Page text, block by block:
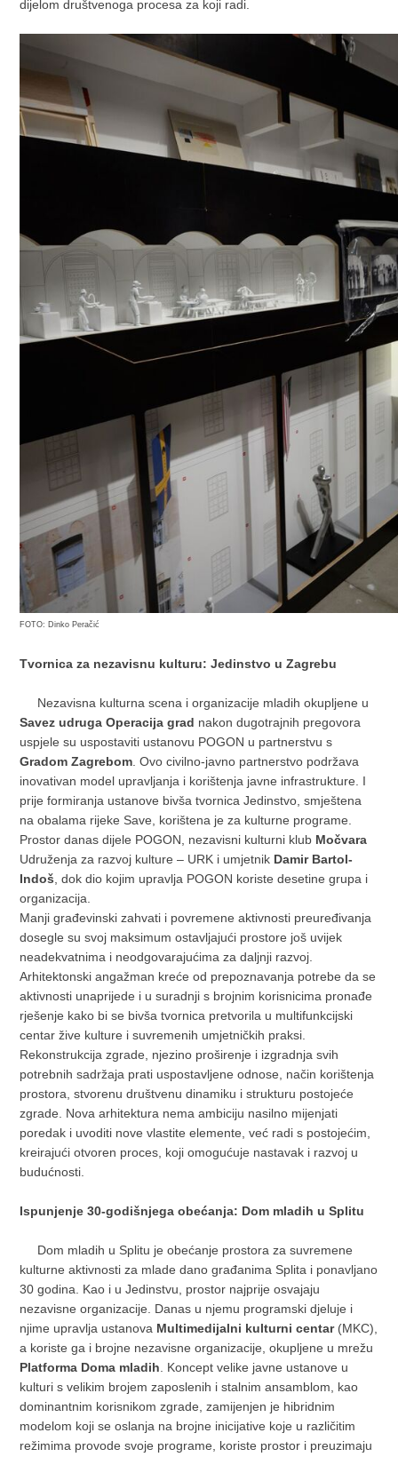
dijelom društvenoga procesa za koji radi.
FOTO: Dinko Peračić
Tvornica za nezavisnu kulturu: Jedinstvo u Zagrebu
Nezavisna kulturna scena i organizacije mladih okupljene u
Savez udruga Operacija grad nakon dugotrajnih pregovora
uspjele su uspostaviti ustanovu POGON u partnerstvu s
Gradom Zagrebom . Ovo civilno-javno partnerstvo podržava
inovativan model upravljanja i korištenja javne infrastrukture. I
prije formiranja ustanove bivša tvornica Jedinstvo, smještena
na obalama rijeke Save, korištena je za kulturne programe.
Prostor danas dijele POGON, nezavisni kulturni klub Močvara
Udruženja za razvoj kulture ‒ URK i umjetnik Damir Bartol-
Indoš , dok dio kojim upravlja POGON koriste desetine grupa i
organizacija.
Manji građevinski zahvati i povremene aktivnosti preuređivanja
dosegle su svoj maksimum ostavljajući prostore još uvijek
neadekvatnima i neodgovarajućima za daljnji razvoj.
Arhitektonski angažman kreće od prepoznavanja potrebe da se
aktivnosti unaprijede i u suradnji s brojnim korisnicima pronađe
rješenje kako bi se bivša tvornica pretvorila u multifunkcijski
centar žive kulture i suvremenih umjetničkih praksi.
Rekonstrukcija zgrade, njezino proširenje i izgradnja svih
potrebnih sadržaja prati uspostavljene odnose, način korištenja
prostora, stvorenu društvenu dinamiku i strukturu postojeće
zgrade. Nova arhitektura nema ambiciju nasilno mijenjati
poredak i uvoditi nove vlastite elemente, već radi s postojećim,
kreirajući otvoren proces, koji omogućuje nastavak i razvoj u
budućnosti.
Ispunjenje 30-godišnjega obećanja: Dom mladih u Splitu
Dom mladih u Splitu je obećanje prostora za suvremene
kulturne aktivnosti za mlade dano građanima Splita i ponavljano
30 godina. Kao i u Jedinstvu, prostor najprije osvajaju
nezavisne organizacije. Danas u njemu programski djeluje i
njime upravlja ustanova Multimedijalni kulturni centar(MKC),
a koriste ga i brojne nezavisne organizacije, okupljene u mrežu
Platforma Doma mladih . Koncept velike javne ustanove u
kulturi s velikim brojem zaposlenih i stalnim ansamblom, kao
dominantnim korisnikom zgrade, zamijenjen je hibridnim
modelom koji se oslanja na brojne inicijative koje u različitim
režimima provode svoje programe, koriste prostor i preuzimaju